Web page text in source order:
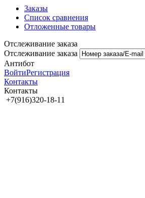
Заказы
Список сравнения
Отложенные товары
Отслеживание заказа
Отслеживание заказа
Антибот
ВойтиРегистрация
Контакты
Контакты
+7(916)320-18-11